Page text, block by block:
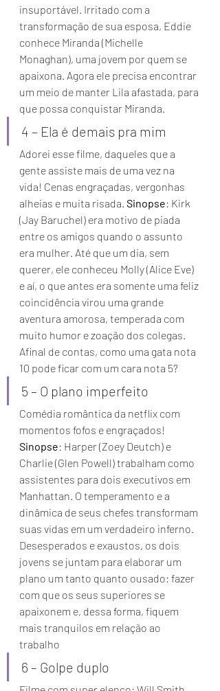
insuportável. Irritado com a
transformação de sua esposa, Eddie
conhece Miranda (Michelle
Monaghan), uma jovem por quem se
apaixona. Agora ele precisa encontrar
um meio de manter Lila afastada, para
que possa conquistar Miranda.
4 – Ela é demais pra mim
Adorei esse filme, daqueles que a
gente assiste mais de uma vez na
vida! Cenas engraçadas, vergonhas
alheias e muita risada. Sinopse: Kirk
(Jay Baruchel) era motivo de piada
entre os amigos quando o assunto
era mulher. Até que um dia, sem
querer, ele conheceu Molly (Alice Eve)
e aí, o que antes era somente uma feliz
coincidência virou uma grande
aventura amorosa, temperada com
muito humor e zoação dos colegas.
Afinal de contas, como uma gata nota
10 pode ficar com um cara nota 5?
5 – O plano imperfeito
Comédia romântica da netflix com
momentos fofos e engraçados!
Sinopse: Harper (Zoey Deutch) e
Charlie (Glen Powell) trabalham como
assistentes para dois executivos em
Manhattan. O temperamento e a
dinâmica de seus chefes transformam
suas vidas em um verdadeiro inferno.
Desesperados e exaustos, os dois
jovens se juntam para elaborar um
plano um tanto quanto ousado: fazer
com que os seus superiores se
apaixonem e, dessa forma, fiquem
mais tranquilos em relação ao
trabalho
6 – Golpe duplo